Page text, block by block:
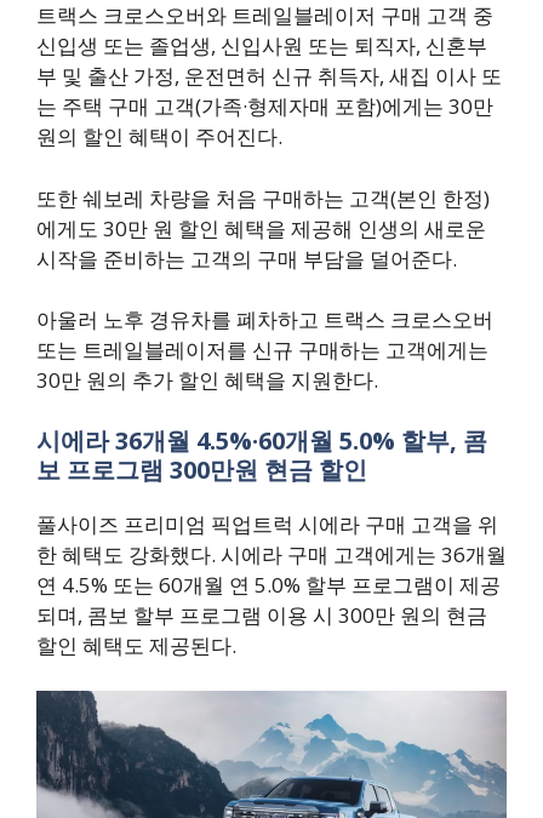
트랙스 크로스오버와 트레일블레이저 구매 고객 중
신입생 또는 졸업생, 신입사원 또는 퇴직자, 신혼부
부 및 출산 가정, 운전면허 신규 취득자, 새집 이사 또
는 주택 구매 고객(가족·형제자매 포함)에게는 30만
원의 할인 혜택이 주어진다.
또한 쉐보레 차량을 처음 구매하는 고객(본인 한정)
에게도 30만 원 할인 혜택을 제공해 인생의 새로운
시작을 준비하는 고객의 구매 부담을 덜어준다.
아울러 노후 경유차를 폐차하고 트랙스 크로스오버
또는 트레일블레이저를 신규 구매하는 고객에게는
30만 원의 추가 할인 혜택을 지원한다.
시에라 36개월 4.5%·60개월 5.0% 할부, 콤
보 프로그램 300만원 현금 할인
풀사이즈 프리미엄 픽업트럭 시에라 구매 고객을 위
한 혜택도 강화했다. 시에라 구매 고객에게는 36개월
연 4.5% 또는 60개월 연 5.0% 할부 프로그램이 제공
되며, 콤보 할부 프로그램 이용 시 300만 원의 현금
할인 혜택도 제공된다.